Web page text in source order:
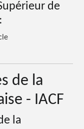
de
de la
- IACF
la